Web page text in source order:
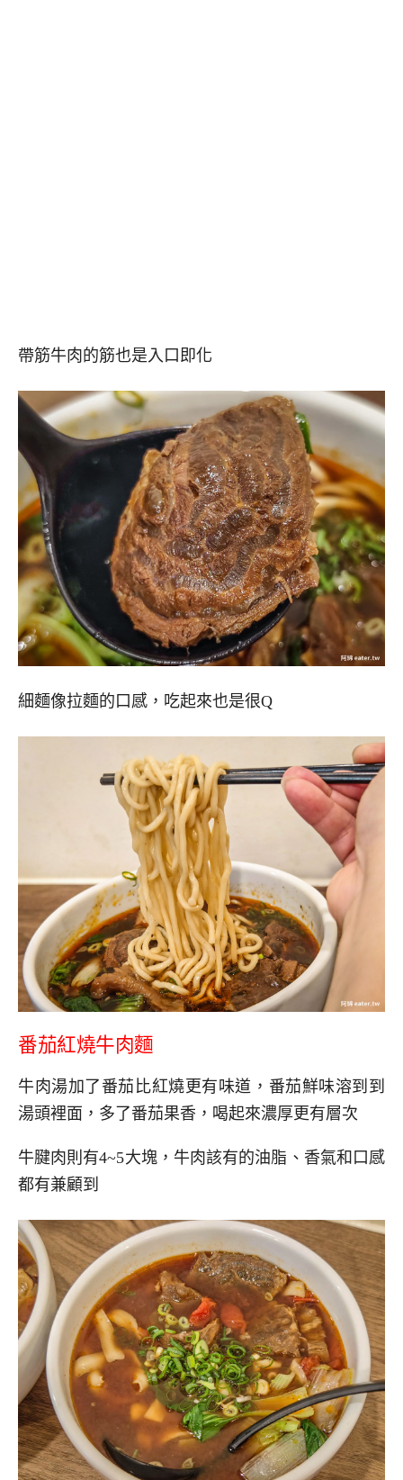
帶筋牛肉的筋也是入口即化
細麵像拉麵的口感，吃起來也是很Q
番茄紅燒牛肉麵
牛肉湯加了番茄比紅燒更有味道，番茄鮮味溶到到
湯頭裡面，多了番茄果香，喝起來濃厚更有層次
牛腱肉則有4~5大塊，牛肉該有的油脂、香氣和口感
都有兼顧到